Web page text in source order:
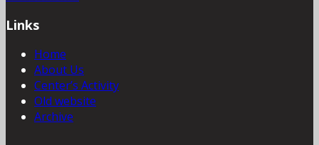
Links
Home
About Us
Center’s Activity
Old website
Archive